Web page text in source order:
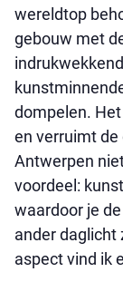
wereldtop
gebouw met
dompelen.
en verruimt de
Antwerpen
voordeel:
waardoor je
ander daglicht
aspect vind ik